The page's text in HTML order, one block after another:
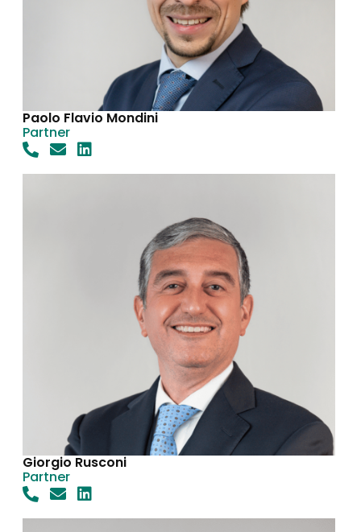
Paolo Flavio Mondini
Partner
Giorgio Rusconi
Partner